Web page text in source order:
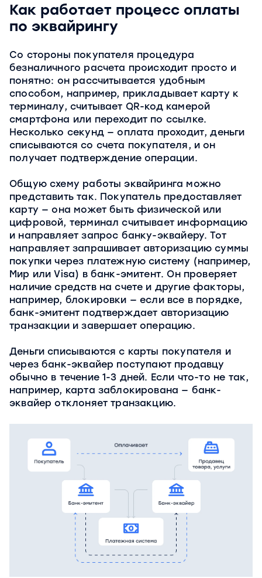
Как работает процесс оплаты
по эквайрингу
Со стороны покупателя процедура
безналичного расчета происходит просто и
понятно: он рассчитывается удобным
способом, например, прикладывает карту к
терминалу, считывает QR-код камерой
смартфона или переходит по ссылке.
Несколько секунд — оплата проходит, деньги
списываются со счета покупателя, и он
получает подтверждение операции.
Общую схему работы эквайринга можно
представить так. Покупатель предоставляет
карту — она может быть физической или
цифровой, терминал считывает информацию
и направляет запрос банку-эквайеру. Тот
направляет запрашивает авторизацию суммы
покупки через платежную систему (например,
Мир или Visa) в банк-эмитент. Он проверяет
наличие средств на счете и другие факторы,
например, блокировки — если все в порядке,
банк-эмитент подтверждает авторизацию
транзакции и завершает операцию.
Деньги списываются с карты покупателя и
через банк-эквайер поступают продавцу
обычно в течение 1-3 дней. Если что-то не так,
например, карта заблокирована — банк-
эквайер отклоняет транзакцию.